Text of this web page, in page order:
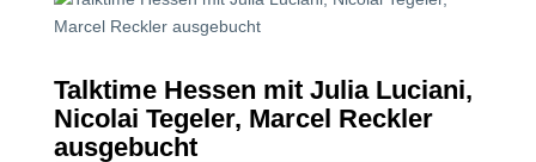
Talktime Hessen mit Julia Luciani,
Nicolai Tegeler, Marcel Reckler
ausgebucht